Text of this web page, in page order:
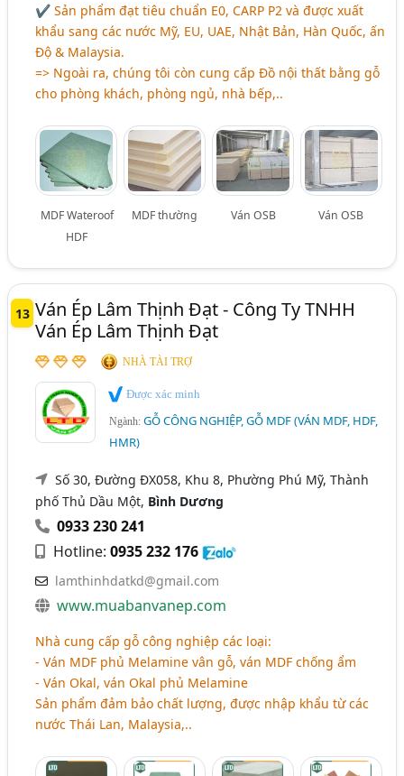
✔ Sản phẩm đạt tiêu chuẩn E0, CARP P2 và được xuất
khẩu sang các nước Mỹ, EU, UAE, Nhật Bản, Hàn Quốc, ấn
Độ & Malaysia.
=> Ngoài ra, chúng tôi còn cung cấp Đồ nội thất bằng gỗ
cho phòng khách, phòng ngủ, nhà bếp,..
MDF Wateroof
HDF
MDF thường Ván OSB Ván OSB
13 Ván Ép Lâm Thịnh Đạt - Công Ty TNHH
Ván Ép Lâm Thịnh Đạt
NHÀ TÀI TRỢ
Được xác minh
Ngành:GỖ CÔNG NGHIỆP, GỖ MDF (VÁN MDF, HDF,
HMR)
Số 30, Đường ĐX058, Khu 8, Phường Phú Mỹ, Thành
phố Thủ Dầu Một, Bình Dương
0933 230 241
Hotline:0935 232 176
lamthinhdatkd@gmail.com
www.muabanvanep.com
Nhà cung cấp gỗ công nghiệp các loại:
- Ván MDF phủ Melamine vân gỗ, ván MDF chống ẩm
- Ván Okal, ván Okal phủ Melamine
Sản phẩm đảm bảo chất lượng, được nhập khẩu từ các
nước Thái Lan, Malaysia,..